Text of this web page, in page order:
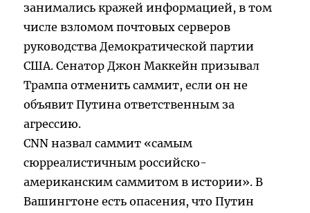
занимались кражей информацией, в том
числе взломом почтовых серверов
руководства Демократической партии
США. Сенатор Джон Маккейн призывал
Трампа отменить саммит, если он не
объявит Путина ответственным за
агрессию.
CNN назвал саммит «самым
сюрреалистичным российско-
американским саммитом в истории». В
Вашингтоне есть опасения, что Путин